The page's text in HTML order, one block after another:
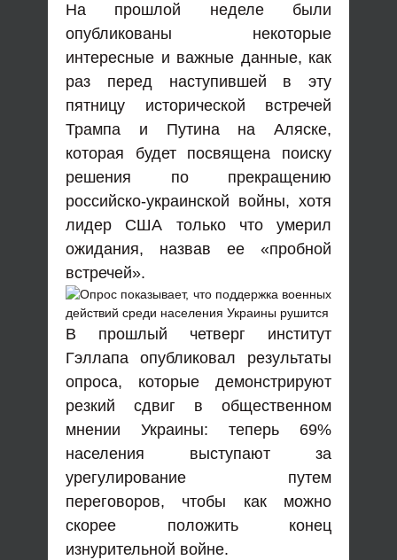
На прошлой неделе были
опубликованы некоторые
интересные и важные данные, как
раз перед наступившей в эту
пятницу исторической встречей
Трампа и Путина на Аляске,
которая будет посвящена поиску
решения по прекращению
российско-украинской войны, хотя
лидер США только что умерил
ожидания, назвав ее «пробной
встречей».
В прошлый четверг институт
Гэллапа опубликовал результаты
опроса, которые демонстрируют
резкий сдвиг в общественном
мнении Украины: теперь 69%
населения выступают за
урегулирование путем
переговоров, чтобы как можно
скорее положить конец
изнурительной войне.